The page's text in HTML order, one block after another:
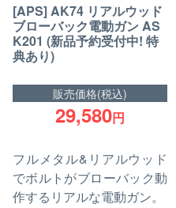
[APS] AK74 リアルウッド
ブローバック電動ガン AS
K201 (新品予約受付中! 特
典あり)
販売価格(税込)
29,580円
フルメタル&リアルウッド
でボルトがブローバック動
作するリアルな電動ガン。